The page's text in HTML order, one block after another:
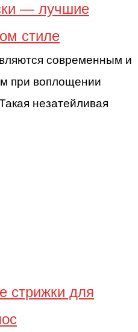
— лучшие
стиле
современным и
при воплощении
незатейливая
стрижки для